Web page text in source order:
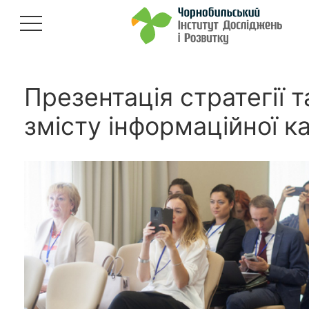
Презентація стратегії
змісту інформаційної